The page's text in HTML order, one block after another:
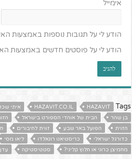
אימייל
הודע לי על תגובות נוספות באמצעות
הודע לי על פוסטים חדשים באמצעות
Tags
HAZAVIT
HAZAVIT.CO.IL איתי
בן שהר
הבית של אוהדי הספורט בישראל
הזוית
הפועל באר שבע זווית לחיבורים
כדורגל ישראלי
כריסטיאנו רונאלדו ליאו מסי
מחמיצן כרוני או חלוץ קליני?
סטטיסטיקה